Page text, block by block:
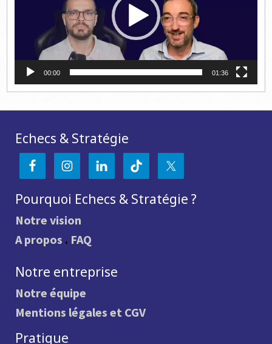
00:00 01:36
Echecs & Stratégie
Pourquoi Echecs & Stratégie ?
Notre vision
A propos . FAQ
Notre entreprise
Notre équipe
Mentions légales et CGV
Pratique